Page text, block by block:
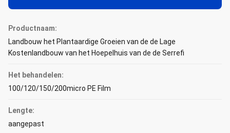
Productnaam:
Landbouw het Plantaardige Groeien van de de Lage
Kostenlandbouw van het Hoepelhuis van de de Serrefi
Het behandelen:
100/120/150/200micro PE Film
Lengte:
aangepast